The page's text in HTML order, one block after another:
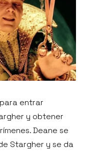
para entrar
y obtener
Deane se
Stargher y se da